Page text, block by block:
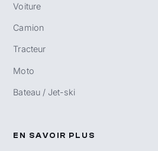
Voiture
Camion
Tracteur
Moto
Bateau / Jet-ski
EN SAVOIR PLUS